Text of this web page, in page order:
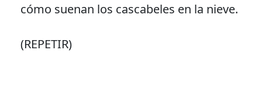
cómo suenan los cascabeles en la nieve.
(REPETIR)